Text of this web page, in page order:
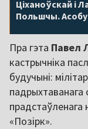
Ціханоўскай і
Польшчы. Асобу
Пра гэта Павел
кастрычніка
будучыні:
падрыхтаванага
прадстаўленага
«Позірк».